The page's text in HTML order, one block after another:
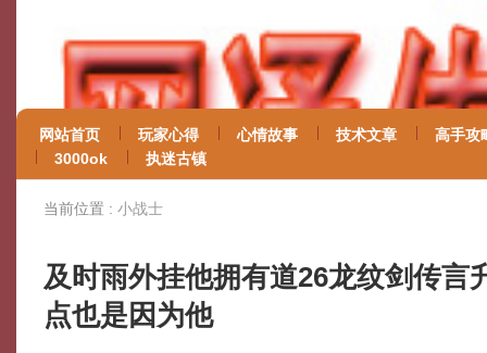
网站首页 玩家心得 心情故事 技术文章
高手攻
3000ok
执迷古镇
当前位置 : 小战士
及时雨外挂他拥有道26龙纹剑传言
点也是因为他